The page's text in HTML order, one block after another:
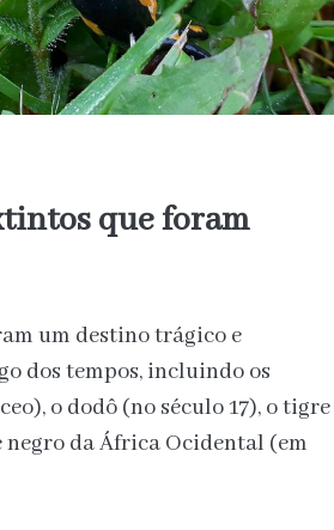
que foram
um destino trágico e
dos tempos, incluindo os
o dodô (no século 17), o tigre
negro da África Ocidental (em